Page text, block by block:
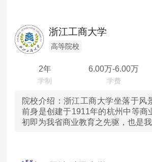
浙江工商大学
高等院校
2年 6.00万-6.00万
院校介绍： 浙江工商大学坐落于风
前身是创建于1911年的杭州中等商
初即为我省商业教育之先驱，也是